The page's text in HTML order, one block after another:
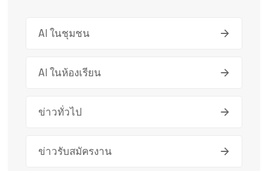
AI ในชุมชน
AI ในห้องเรียน
ข่าวทั่วไป
ข่าวรับสมัครงาน